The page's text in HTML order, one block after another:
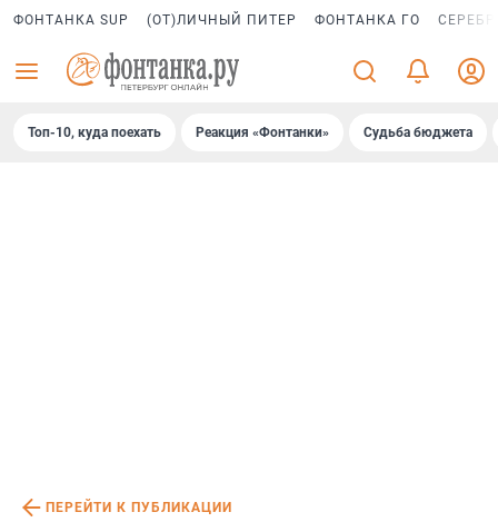
ФОНТАНКА SUP (ОТ)ЛИЧНЫЙ ПИТЕР ФОНТАНКА ГО
Топ-10, куда поехать Реакция «Фонтанки» Судьба бюджета
ПЕРЕЙТИ К ПУБЛИКАЦИИ